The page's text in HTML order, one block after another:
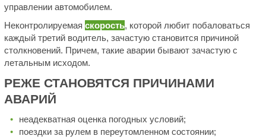
управлении автомобилем.
Неконтролируемая скорость, которой любит побаловаться
каждый третий водитель, зачастую становится причиной
столкновений. Причем, такие аварии бывают зачастую с
летальным исходом.
РЕЖЕ СТАНОВЯТСЯ ПРИЧИНАМИ
АВАРИЙ
неадекватная оценка погодных условий;
поездки за рулем в переутомленном состоянии;